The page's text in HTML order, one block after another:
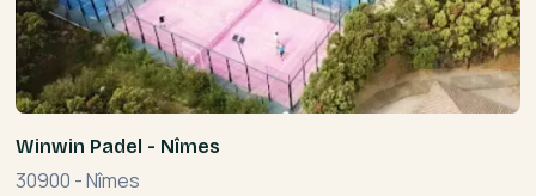
Winwin Padel - Nîmes
30900 -Nîmes